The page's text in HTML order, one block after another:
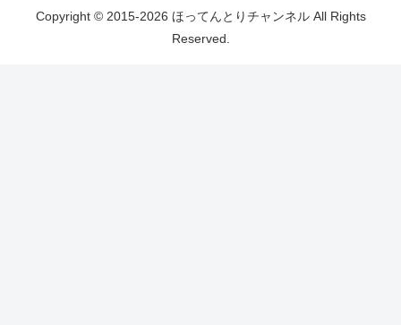
Copyright © 2015-2026 ほってんとりチャンネル All Rights
Reserved.